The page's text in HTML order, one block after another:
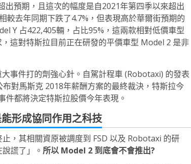
預期，且這次的幅度是自2021年第四季以來超出
去年同期下跌了4.7%，但表現高於華爾街預期的
Y 占422,405輛，占比95%，這兩款相對低價車型
這對特斯拉目前正在研發的平價車型 Model 2 是非
事件打的劑強心針。自駕計程車 (Robotaxi) 的發表
對馬斯克 2018年薪酬方案的最終裁決，特斯拉今
都將決定特斯拉股價今年表現。
能形成協同作用之科技
，其相關資原被調度到 FSD 以及 Robotaxi 的研
謊了」。 所以 Model 2 到底會不會推出?